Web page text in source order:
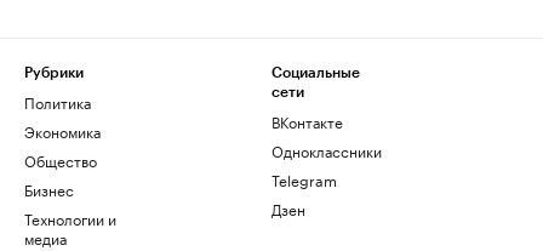
Рубрики
Политика
Экономика
Общество
Бизнес
Технологии и
медиа
Социальные
сети
ВКонтакте
Одноклассники
Telegram
Дзен